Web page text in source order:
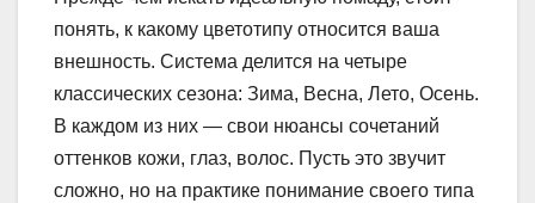
понять, к какому цветотипу относится ваша
внешность. Система делится на четыре
классических сезона: Зима, Весна, Лето, Осень.
В каждом из них — свои нюансы сочетаний
оттенков кожи, глаз, волос. Пусть это звучит
сложно, но на практике понимание своего типа